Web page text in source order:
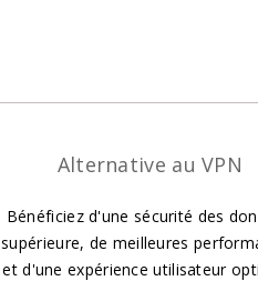
Alternative au VPN
Bénéficiez d'une sécurité des
supérieure, de meilleures
et d'une expérience utilisateur